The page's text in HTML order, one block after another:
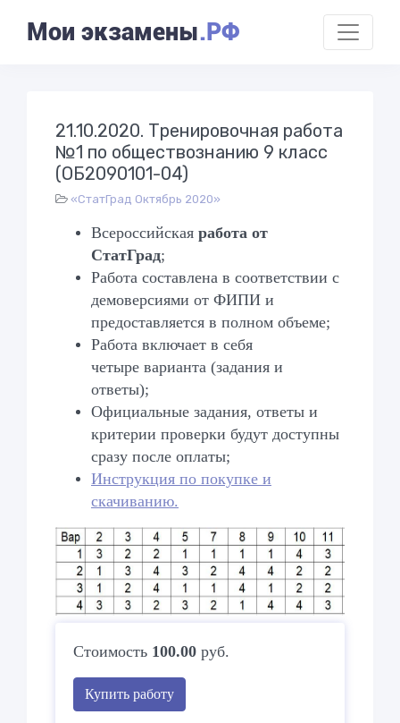
Мои экзамены.РФ
21.10.2020. Тренировочная работа
№1 по обществознанию 9 класс
(ОБ2090101-04)
«СтатГрад Октябрь 2020»
Всероссийская работа от
СтатГрад;
Работа составлена в соответствии с
демоверсиями от ФИПИ и
предоставляется в полном объеме;
Работа включает в себя
четыре варианта (задания и
ответы);
Официальные задания, ответы и
критерии проверки будут доступны
сразу после оплаты;
Инструкция по покупке и
скачиванию.
Стоимость 100.00 руб.
Купить работу